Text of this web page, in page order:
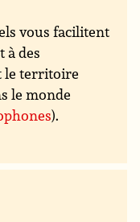
vous facilitent
à des
le territoire
le monde
).